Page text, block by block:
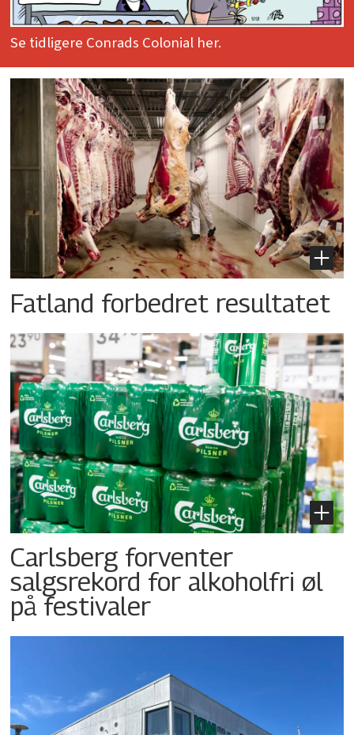
Se tidligere Conrads Colonial her.
Fatland forbedret resultatet
Carlsberg forventer
salgsrekord for alkoholfri øl
på festivaler